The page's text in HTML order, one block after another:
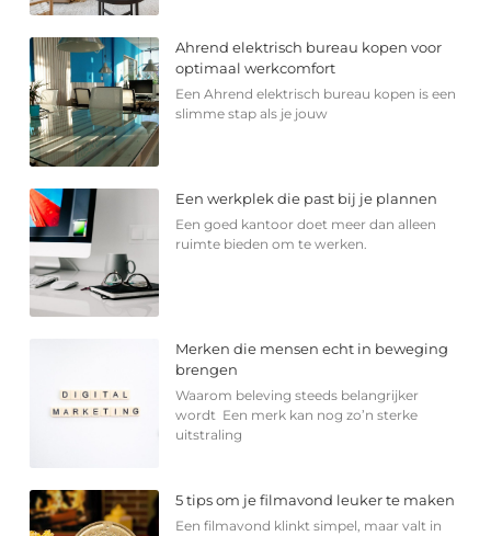
Ahrend elektrisch bureau kopen voor
optimaal werkcomfort
Een Ahrend elektrisch bureau kopen is een
slimme stap als je jouw
Een werkplek die past bij je plannen
Een goed kantoor doet meer dan alleen
ruimte bieden om te werken.
Merken die mensen echt in beweging
brengen
Waarom beleving steeds belangrijker
wordt Een merk kan nog zo’n sterke
uitstraling
5 tips om je filmavond leuker te maken
Een filmavond klinkt simpel, maar valt in